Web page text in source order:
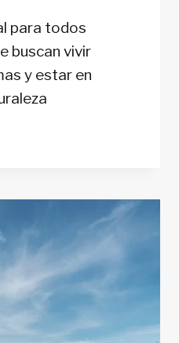
para todos
buscan vivir
y estar en